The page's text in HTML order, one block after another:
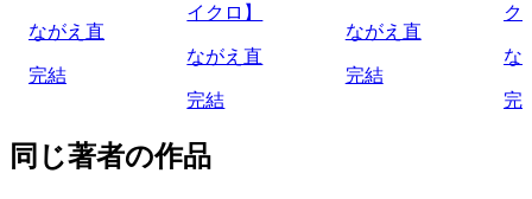
ながえ直
完結
イクロ】
ながえ直
完結
ながえ直
完結
ク
な
完
同じ著者の作品